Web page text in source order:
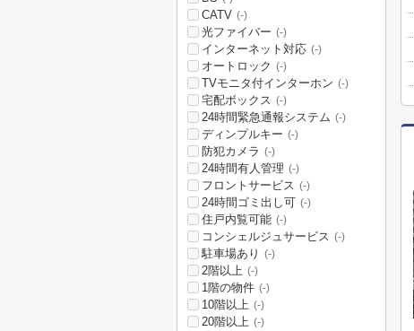
CATV (-)
光ファイバー (-)
インターネット対応 (-)
オートロック (-)
TVモニタ付インターホン (-)
宅配ボックス (-)
24時間緊急通報システム (-)
ディンプルキー (-)
防犯カメラ (-)
24時間有人管理 (-)
フロントサービス (-)
24時間ゴミ出し可 (-)
住戸内覧可能 (-)
コンシェルジュサービス (-)
駐車場あり (-)
2階以上 (-)
1階の物件 (-)
10階以上 (-)
20階以上 (-)